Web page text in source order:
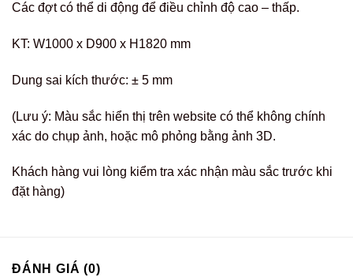
Các đợt có thể di động để điều chỉnh độ cao – thấp.
KT: W1000 x D900 x H1820 mm
Dung sai kích thước: ± 5 mm
(Lưu ý: Màu sắc hiển thị trên website có thể không chính
xác do chụp ảnh, hoặc mô phỏng bằng ảnh 3D.
Khách hàng vui lòng kiểm tra xác nhận màu sắc trước khi
đặt hàng)
ĐÁNH GIÁ (0)